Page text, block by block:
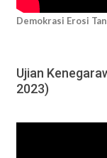
Demokrasi Erosi
Ujian
2023)